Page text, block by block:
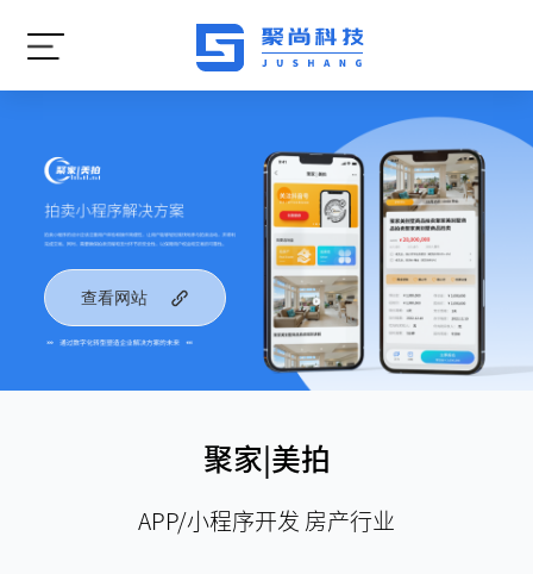
查看网站
聚家|美拍
APP/小程序开发 房产行业